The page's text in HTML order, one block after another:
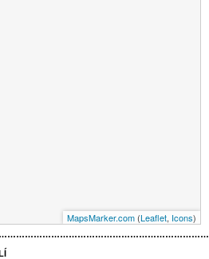
MapsMarker.com (Leaflet, Icons)